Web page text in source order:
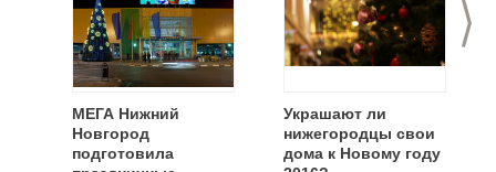
>
МЕГА Нижний
Новгород
подготовила
Украшают ли
нижегородцы свои
дома к Новому году